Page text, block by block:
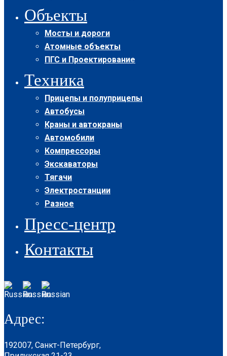
Объекты
Мосты и дороги
Атомные объекты
ПГС и Проектирование
Техника
Прицепы и полуприцепы
Автобусы
Краны и автокраны
Автомобили
Компрессоры
Экскаваторы
Тягачи
Электростанции
Разное
Пресс-центр
Контакты
Адрес:
192007, Санкт-Петербург,